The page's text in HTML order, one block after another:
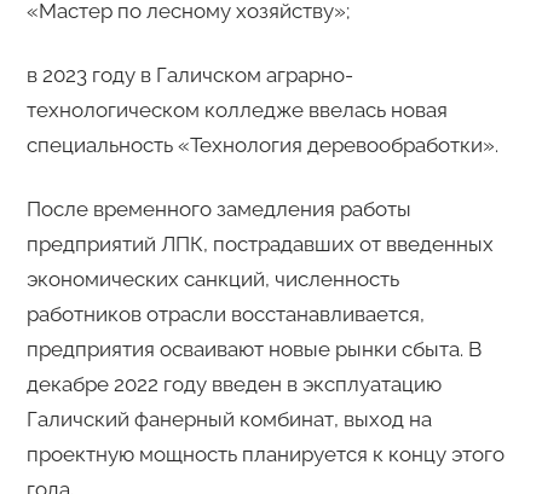
«Мастер по лесному хозяйству»;
в 2023 году в Галичском аграрно-
технологическом колледже ввелась новая
специальность «Технология деревообработки».
После временного замедления работы
предприятий ЛПК, пострадавших от введенных
экономических санкций, численность
работников отрасли восстанавливается,
предприятия осваивают новые рынки сбыта. В
декабре 2022 году введен в эксплуатацию
Галичский фанерный комбинат, выход на
проектную мощность планируется к концу этого
года.